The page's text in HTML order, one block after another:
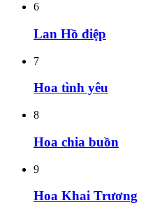
6
Lan Hồ điệp
7
Hoa tình yêu
8
Hoa chia buồn
9
Hoa Khai Trương